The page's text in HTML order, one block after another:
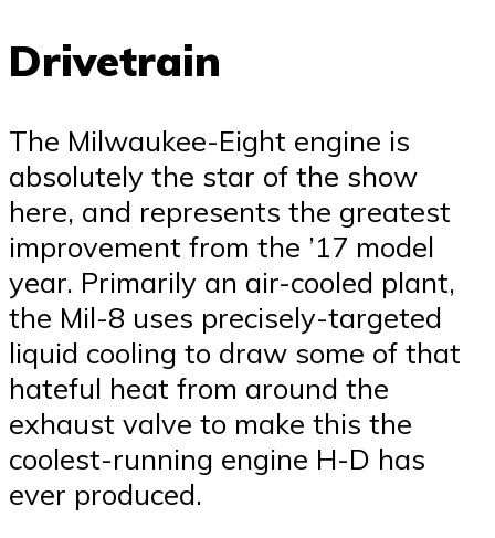
Drivetrain
The Milwaukee-Eight engine is
absolutely the star of the show
here, and represents the greatest
improvement from the ’17 model
year. Primarily an air-cooled plant,
the Mil-8 uses precisely-targeted
liquid cooling to draw some of that
hateful heat from around the
exhaust valve to make this the
coolest-running engine H-D has
ever produced.